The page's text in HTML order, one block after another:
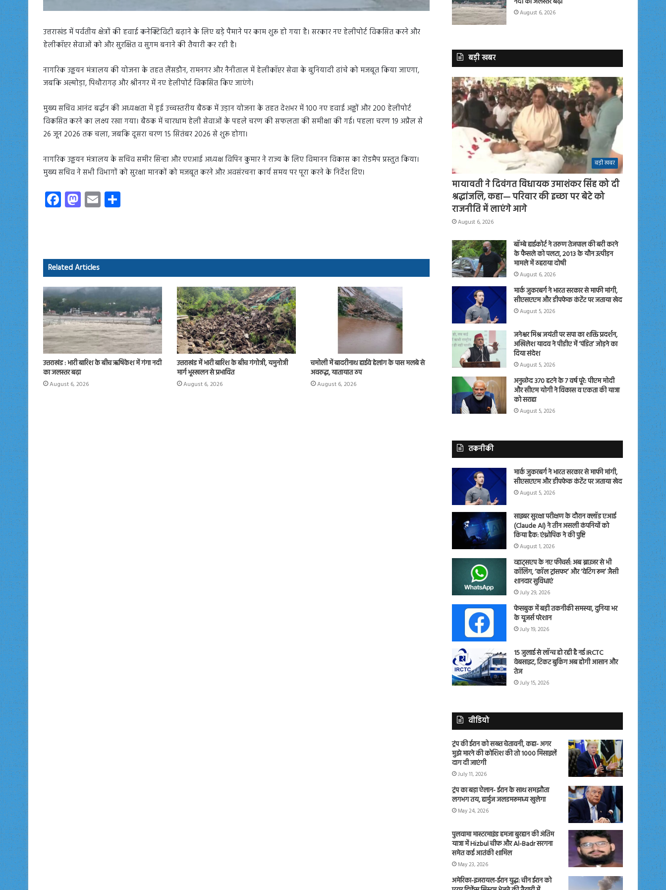
उत्तराखंड में पर्वतीय क्षेत्रों की हवाई कनेक्टिविटी बढ़ाने के लिए बड़े पैमाने पर काम शुरू हो गया है। सरकार नए हेलीपोर्ट विकसित करने और
हेलीकॉप्टर सेवाओं को और सुरक्षित व सुगम बनाने की तैयारी कर रही है।
नागरिक उड्डयन मंत्रालय की योजना के तहत लैंसडौन, रामनगर और नैनीताल में हेलीकॉप्टर सेवा के बुनियादी ढांचे को मजबूत किया जाएगा,
जबकि अल्मोड़ा, पिथौरागढ़ और श्रीनगर में नए हेलीपोर्ट विकसित किए जाएंगे।
मुख्य सचिव आनंद बर्द्धन की अध्यक्षता में हुई उच्चस्तरीय बैठक में उड़ान योजना के तहत देशभर में 100 नए हवाई अड्डों और 200 हेलीपोर्ट
विकसित करने का लक्ष्य रखा गया। बैठक में चारधाम हेली सेवाओं के पहले चरण की सफलता की समीक्षा की गई। पहला चरण 19 अप्रैल से
26 जून 2026 तक चला, जबकि दूसरा चरण 15 सितंबर 2026 से शुरू होगा।
नागरिक उड्डयन मंत्रालय के सचिव समीर सिन्हा और एएआई अध्यक्ष विपिन कुमार ने राज्य के लिए विमानन विकास का रोडमैप प्रस्तुत किया।
मुख्य सचिव ने सभी विभागों को सुरक्षा मानकों को मजबूत करने और अवसंरचना कार्य समय पर पूरा करने के निर्देश दिए।
Fa
ce
ok
M
as
o
n
E
m
Related Articles
उत्तराखंड : भारी बारिश के बीच ऋषिकेश में गंगा नदी
का जलस्तर बढ़ा
August 6, 2026
उत्तराखंड में भारी बारिश के बीच गंगोत्री, यमुनोत्री
मार्ग भूस्खलन से प्रभावित
August 6, 2026
चमोली में बादरीनाथ हाईवे हेलांग के पास मलबे से
अवरुद्ध, यातायात ठप
August 6, 2026
August 6, 2026
बड़ी खबर
बड़ी खबर
मायावती ने दिवंगत विधायक उमाशंकर सिंह को दी
श्रद्धांजलि, कहा— परिवार की इच्छा पर बेटे को
राजनीति में लाएंगे आगे
August 6, 2026
बॉम्बे हाईकोर्ट ने तरुण तेजपाल की बरी करने
के फैसले को पलटा, 2013 के यौन उत्पीड़न
मामले में ठहराया दोषी
August 6, 2026
मार्क जुकरबर्ग ने भारत सरकार से माफी मांगी,
सीएसएएम और डीपफेक कंटेंट पर जताया खेद
August 5, 2026
जनेश्वर मिश्र जयंती पर सपा का शक्ति प्रदर्शन,
अखिलेश यादव ने पीडीए में ‘पंडित’ जोड़ने का
दिया संदेश
August 5, 2026
अनुच्छेद 370 हटने के 7 वर्ष पूरे: पीएम मोदी
और सीएम योगी ने विकास व एकता की यात्रा
को सराहा
August 5, 2026
तकनीकी
मार्क जुकरबर्ग ने भारत सरकार से माफी मांगी,
सीएसएएम और डीपफेक कंटेंट पर जताया खेद
August 5, 2026
साइबर सुरक्षा परीक्षण के दौरान क्लॉड एआई
(Claude AI) ने तीन असली कंपनियों को
किया हैक: एंथ्रोपिक ने की पुष्टि
August 1, 2026
व्हाट्सएप के नए फीचर्स: अब ब्राउजर से भी
कॉलिंग, ‘कॉल ट्रांसफर’ और ‘वेटिंग रूम’ जैसी
शानदार सुविधाएं
July 29, 2026
फेसबुक में बड़ी तकनीकी समस्या, दुनिया भर
के यूजर्स परेशान
July 19, 2026
15 जुलाई से लॉन्च हो रही है नई IRCTC
वेबसाइट, टिकट बुकिंग अब होगी आसान और
तेज
July 15, 2026
वीडियो
ट्रंप की ईरान को सख्त चेतावनी, कहा- अगर
मुझे मारने की कोशिश की तो 1000 मिसाइलें
दाग दी जाएंगी
July 11, 2026
ट्रंप का बड़ा ऐलान- ईरान के साथ समझौता
लगभग तय, हार्मुज जलडमरूमध्य खुलेगा
May 24, 2026
पुलवामा मास्टरमाइंड हमजा बुरहान की अंतिम
यात्रा में Hizbul चीफ और Al-Badr सरगना
समेत कई आतंकी शामिल
May 23, 2026
अमेरिका-इजरायल-ईरान युद्ध: चीन ईरान को